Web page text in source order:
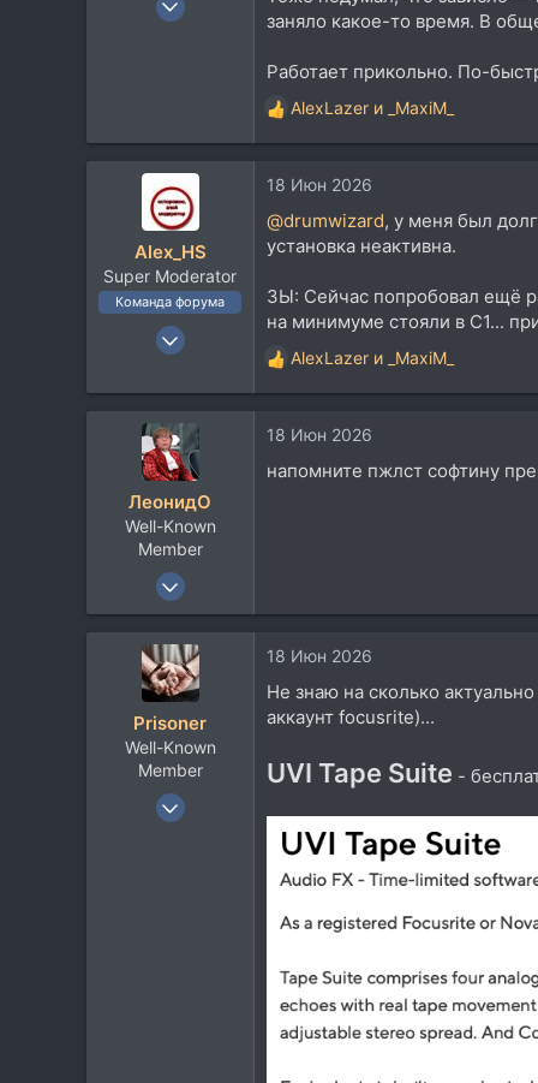
заняло какое-то время. В
Работает прикольно. По-
Р
е
к
и
и
AlexLazer и _MaxiM_
Alex_HS
Super Moderator
Команда форума
19 Ноя 2002
33.735
Москва
18 Июн 2026
@drumwizard, у меня был
установка неактивна.
ЗЫ: Сейчас попробовал ещё
на минимуме стояли в С1...
Р
е
к
и
AlexLazer и _MaxiM_
ЛеонидО
Well-Known
Member
14 Мар 2010
18 Июн 2026
напомните пжлст софтину
Prisoner
Well-Known
Member
12 Ноя 2016
18 Июн 2026
Не знаю на сколько
аккаунт focusrite)...
UVI Tape Suite -